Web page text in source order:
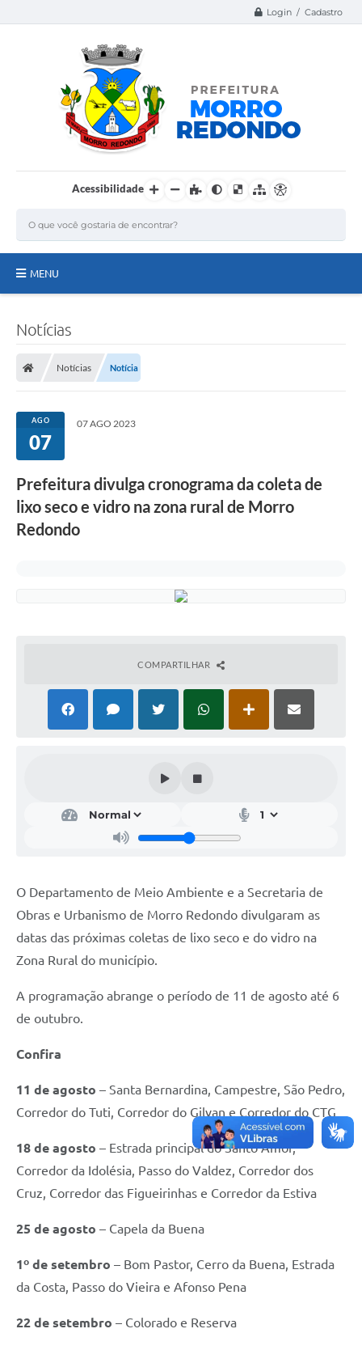
Login / Cadastro
Acessibilidade
MENU
Secretarias
Notícias
Contato
Contas Públicas
Transparência
Carta de Serviços
Projetos
Notícias
Notícias Notícia
AGO
07
07 AGO 2023
Prefeitura divulga cronograma da coleta de
lixo seco e vidro na zona rural de Morro
Redondo
COMPARTILHAR
O Departamento de Meio Ambiente e a Secretaria de
Obras e Urbanismo de Morro Redondo divulgaram as
datas das próximas coletas de lixo seco e do vidro na
Zona Rural do município.
A programação abrange o período de 11 de agosto até 6
de outubro.
Confira
11 de agosto – Santa Bernardina, Campestre, São Pedro,
Corredor do Tuti, Corredor do Gilvan e Corredor do CTG
18 de agosto – Estrada principal do Santo Amor,
Corredor da Idolésia, Passo do Valdez, Corredor dos
Cruz, Corredor das Figueirinhas e Corredor da Estiva
25 de agosto – Capela da Buena
1º de setembro – Bom Pastor, Cerro da Buena, Estrada
da Costa, Passo do Vieira e Afonso Pena
22 de setembro – Colorado e Reserva